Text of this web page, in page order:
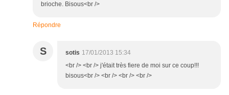
brioche. Bisous<br />
Répondre
S sotis 17/01/2013 15:34
<br /> <br /> j'était très fiere de moi sur ce coup!!!
bisous<br /> <br /> <br /> <br />